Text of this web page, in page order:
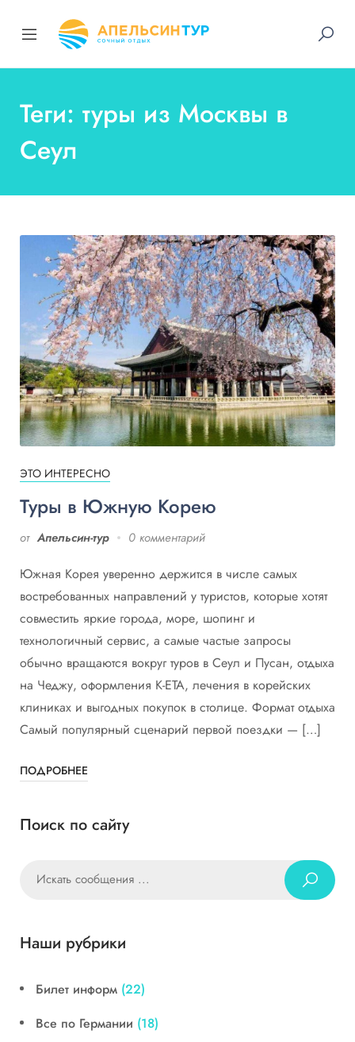
Теги: туры из Москвы в
Сеул
ЭТО ИНТЕРЕСНО
Туры в Южную Корею
от Апельсин-тур 0 комментарий
Южная Корея уверенно держится в числе самых
востребованных направлений у туристов, которые хотят
совместить яркие города, море, шопинг и
технологичный сервис, а самые частые запросы
обычно вращаются вокруг туров в Сеул и Пусан, отдыха
на Чеджу, оформления K-ETA, лечения в корейских
клиниках и выгодных покупок в столице. Формат отдыха
Самый популярный сценарий первой поездки — […]
ПОДРОБНЕЕ
Поиск по сайту
Наши рубрики
Билет информ (22)
Все по Германии (18)